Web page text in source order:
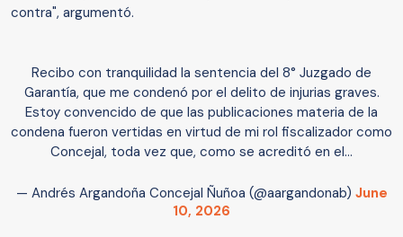
contra", argumentó.
Recibo con tranquilidad la sentencia del 8° Juzgado de
Garantía, que me condenó por el delito de injurias graves.
Estoy convencido de que las publicaciones materia de la
condena fueron vertidas en virtud de mi rol fiscalizador como
Concejal, toda vez que, como se acreditó en el…
— Andrés Argandoña Concejal Ñuñoa (@aargandonab) June
10, 2026